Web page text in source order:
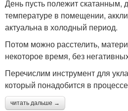
День пусть полежит скатанным,
температуре в помещении,
актуальна в холодный период.
Потом можно расстелить,
некоторое время, без
Перечислим инструмент для
который понадобится в
читать дальше →